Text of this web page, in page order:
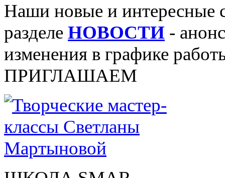
Наши новые и интересные
разделе НОВОСТИ -
изменения в графике
ПРИГЛАШАЕМ